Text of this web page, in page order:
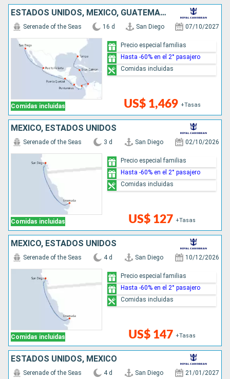
ESTADOS UNIDOS, MÉXICO, GUATEMALA, COSTA RICA, PANAMÁ, COLOMBIA, ISLAS CAIMÁN
Comidas incluidas
Serenade of the Seas 16 d San Diego 07/10/2027
US$ 1,469 +Tasas
Precio especial familias
Hasta -60% en el 2° pasajero
Comidas incluidas
MÉXICO, ESTADOS UNIDOS
Comidas incluidas
Serenade of the Seas 3 d San Diego 02/10/2026
US$ 127 +Tasas
Precio especial familias
Hasta -60% en el 2° pasajero
Comidas incluidas
MÉXICO, ESTADOS UNIDOS
Comidas incluidas
Serenade of the Seas 4 d San Diego 10/12/2026
US$ 147 +Tasas
Precio especial familias
Hasta -60% en el 2° pasajero
Comidas incluidas
ESTADOS UNIDOS, MÉXICO
Serenade of the Seas 4 d San Diego 21/01/2027